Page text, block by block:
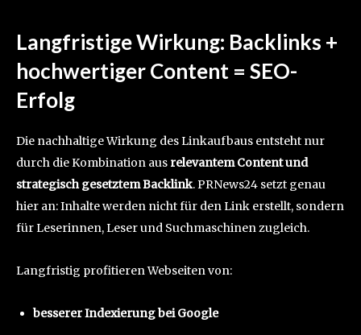
Langfristige Wirkung: Backlinks +
hochwertiger Content = SEO-
Erfolg
Die nachhaltige Wirkung des Linkaufbaus entsteht nur
durch die Kombination aus relevantem Content und
strategisch gesetztem Backlink. PRNews24 setzt genau
hier an: Inhalte werden nicht für den Link erstellt, sondern
für Leserinnen, Leser und Suchmaschinen zugleich.
Langfristig profitieren Webseiten von:
besserer Indexierung bei Google